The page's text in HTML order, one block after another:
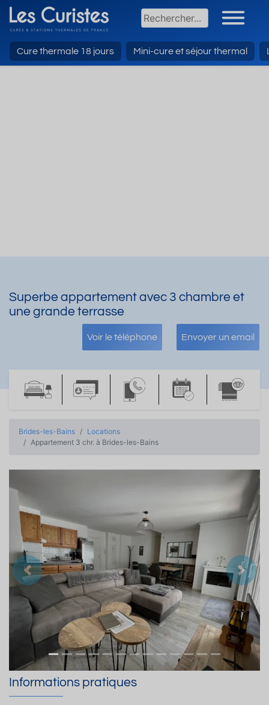
Cure thermale 18 jours Mini-cure et séjour thermal
Superbe appartement avec 3 chambre et
une grande terrasse
Voir le téléphone Envoyer un email
Brides-les-Bains
Locations
Appartement 3 chr. à Brides-les-Bains
Précedent
Informations pratiques